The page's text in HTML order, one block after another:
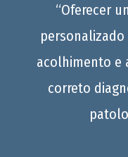
“Oferecer
acolhimento e
correto